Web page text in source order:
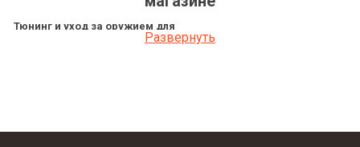
Тюнинг и уход за оружием для
моделей оружия: ТОЗ, Соболь,Развернуть